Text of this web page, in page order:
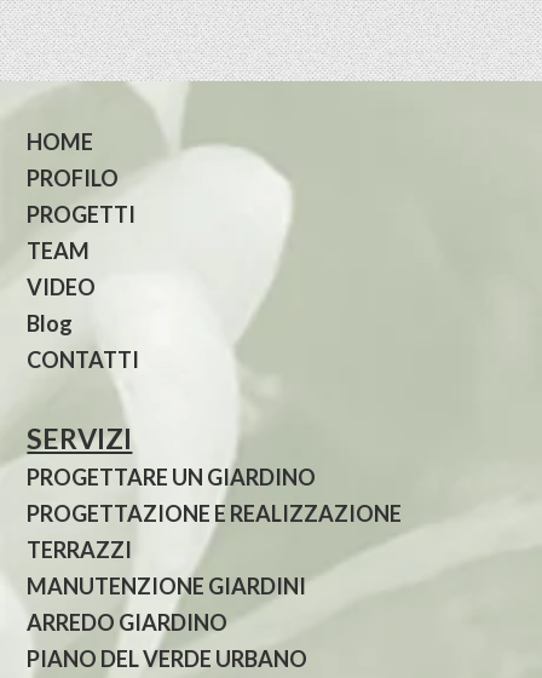
HOME
PROFILO
PROGETTI
TEAM
VIDEO
Blog
CONTATTI
SERVIZI
PROGETTARE UN GIARDINO
PROGETTAZIONE E REALIZZAZIONE
TERRAZZI
MANUTENZIONE GIARDINI
ARREDO GIARDINO
PIANO DEL VERDE URBANO